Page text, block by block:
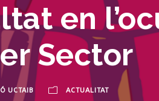
en
Sector
UCTAIB ACTUALITAT